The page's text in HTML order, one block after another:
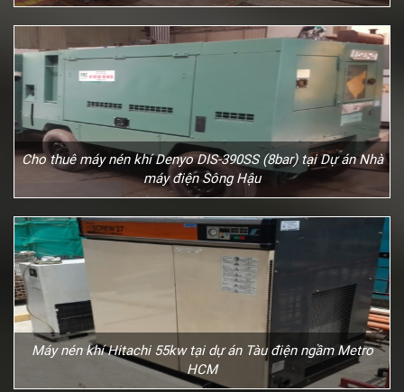
Cho thuê máy nén khí Denyo DIS-390SS (8bar) tại Dự án Nhà
máy điện Sông Hậu
Máy nén khí Hitachi 55kw tại dự án Tàu điện ngầm Metro
HCM